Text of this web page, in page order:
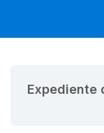
Expediente